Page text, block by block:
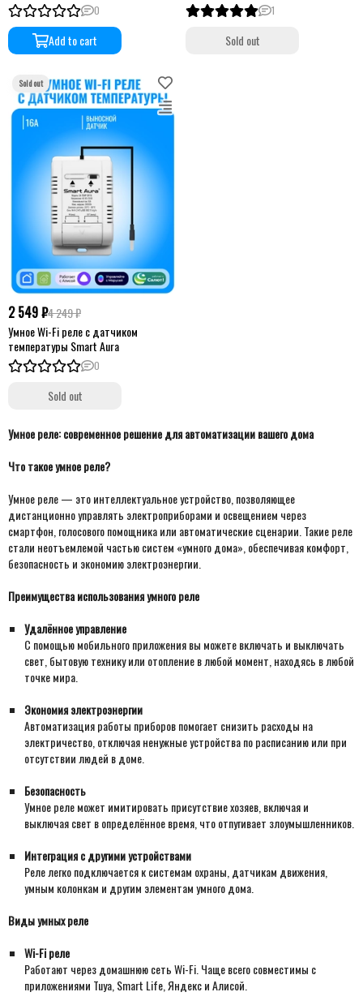
0
Add to cart
1
Sold out
2 549 ₽4 249 ₽
Умное Wi-Fi реле с датчиком
температуры Smart Aura
0
Sold out
Умное реле: современное решение для автоматизации вашего дома
Что такое умное реле?
Умное реле — это интеллектуальное устройство, позволяющее
дистанционно управлять электроприборами и освещением через
смартфон, голосового помощника или автоматические сценарии. Такие реле
стали неотъемлемой частью систем «умного дома», обеспечивая комфорт,
безопасность и экономию электроэнергии.
Преимущества использования умного реле
Удалённое управление
С помощью мобильного приложения вы можете включать и выключать
свет, бытовую технику или отопление в любой момент, находясь в любой
точке мира.
Экономия электроэнергии
Автоматизация работы приборов помогает снизить расходы на
электричество, отключая ненужные устройства по расписанию или при
отсутствии людей в доме.
Безопасность
Умное реле может имитировать присутствие хозяев, включая и
выключая свет в определённое время, что отпугивает злоумышленников.
Интеграция с другими устройствами
Реле легко подключается к системам охраны, датчикам движения,
умным колонкам и другим элементам умного дома.
Виды умных реле
Wi-Fi реле
Работают через домашнюю сеть Wi-Fi. Чаще всего совместимы с
приложениями Tuya, Smart Life, Яндекс и Алисой.